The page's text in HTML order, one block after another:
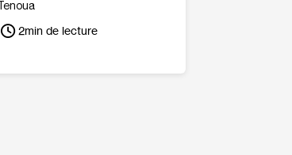
Tenoua
2min de lecture